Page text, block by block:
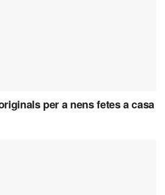
per a nens fetes a casa